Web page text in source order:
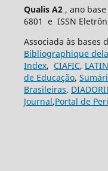
Qualis A2 , ano
6801 e ISSN
Associada às bases
Bibliographique
Index, CIAFIC,
de Educação,
Brasileiras,
Journal,Portal de